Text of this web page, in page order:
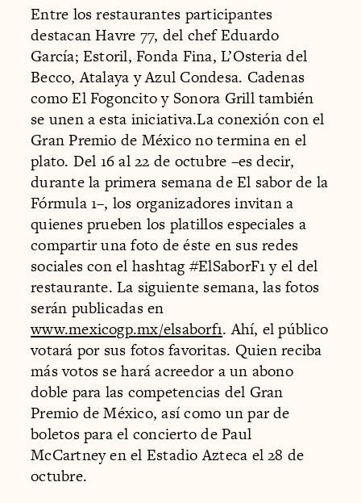
Entre los restaurantes participantes
destacan Havre 77, del chef Eduardo
García; Estoril, Fonda Fina, L’Osteria del
Becco, Atalaya y Azul Condesa. Cadenas
como El Fogoncito y Sonora Grill también
se unen a esta iniciativa.La conexión con el
Gran Premio de México no termina en el
plato. Del 16 al 22 de octubre –es decir,
durante la primera semana de El sabor de la
Fórmula 1–, los organizadores invitan a
quienes prueben los platillos especiales a
compartir una foto de éste en sus redes
sociales con el hashtag #ElSaborF1 y el del
restaurante. La siguiente semana, las fotos
serán publicadas en
www.mexicogp.mx/elsaborf1. Ahí, el público
votará por sus fotos favoritas. Quien reciba
más votos se hará acreedor a un abono
doble para las competencias del Gran
Premio de México, así como un par de
boletos para el concierto de Paul
McCartney en el Estadio Azteca el 28 de
octubre.